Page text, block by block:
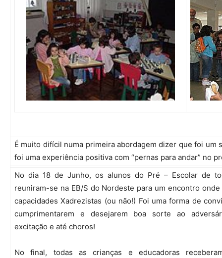
É muito difícil numa primeira abordagem dizer que foi um
foi uma experiência positiva com “pernas para andar” no
No dia 18 de Junho, os alunos do Pré – Escolar de
reuniram-se na EB/S do Nordeste para um encontro
capacidades Xadrezistas (ou não!) Foi uma forma de
cumprimentarem e desejarem boa sorte ao
excitação e até choros!
No final, todas as crianças e educadoras